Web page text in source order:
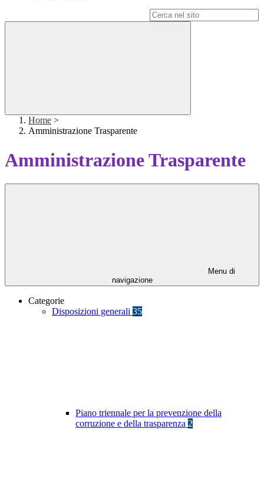
Home >
Amministrazione Trasparente
Amministrazione Trasparente
Menu di
navigazione
Categorie
Disposizioni generali 35
Piano triennale per la prevenzione della
corruzione e della trasparenza 2